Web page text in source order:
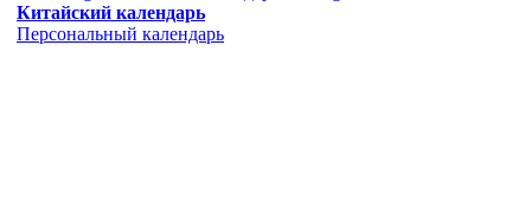
Китайский календарь
Персональный календарь